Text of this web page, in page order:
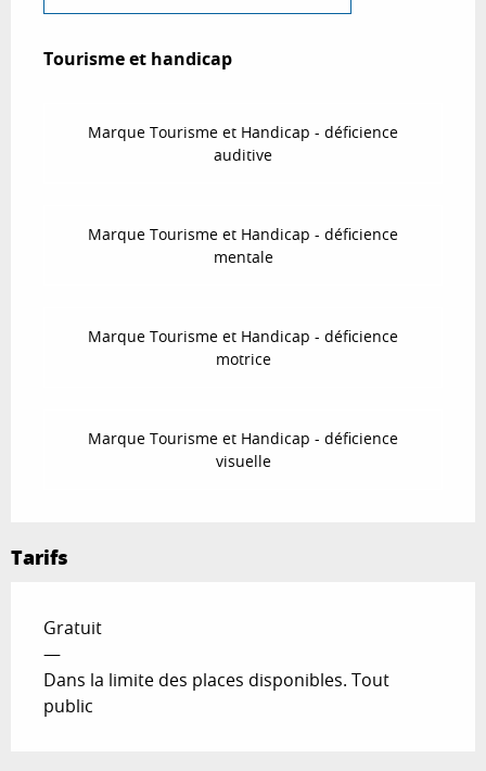
Tourisme et handicap
Tourisme et handicap
Marque Tourisme et Handicap - déficience
auditive
Marque Tourisme et Handicap - déficience
mentale
Marque Tourisme et Handicap - déficience
motrice
Marque Tourisme et Handicap - déficience
visuelle
Tarifs
Gratuit
—
Dans la limite des places disponibles. Tout
public